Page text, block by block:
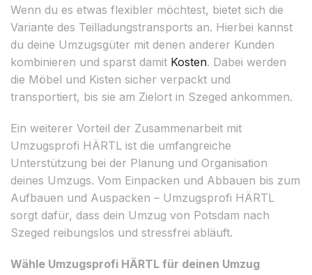
Wenn du es etwas flexibler möchtest, bietet sich die
Variante des Teilladungstransports an. Hierbei kannst
du deine Umzugsgüter mit denen anderer Kunden
kombinieren und sparst damit Kosten. Dabei werden
die Möbel und Kisten sicher verpackt und
transportiert, bis sie am Zielort in Szeged ankommen.
Ein weiterer Vorteil der Zusammenarbeit mit
Umzugsprofi HÄRTL ist die umfangreiche
Unterstützung bei der Planung und Organisation
deines Umzugs. Vom Einpacken und Abbauen bis zum
Aufbauen und Auspacken – Umzugsprofi HÄRTL
sorgt dafür, dass dein Umzug von Potsdam nach
Szeged reibungslos und stressfrei abläuft.
Wähle Umzugsprofi HÄRTL für deinen Umzug